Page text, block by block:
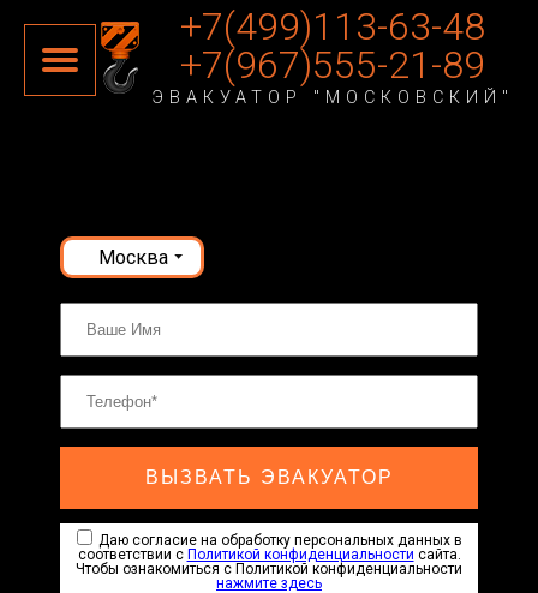
+7(499)113-63-48
+7(967)555-21-89
ЭВАКУАТОР "МОСКОВСКИЙ"
Москва
ВЫЗВАТЬ ЭВАКУАТОР
Даю согласие на обработку персональных данных в
соответствии с Политикой конфиденциальности сайта.
Чтобы ознакомиться с Политикой конфиденциальности
нажмите здесь